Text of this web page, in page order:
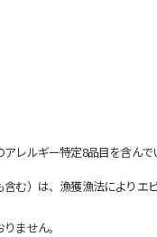
レルギー特定8品目を含んで
）は、漁獲漁法によりエ
ません。